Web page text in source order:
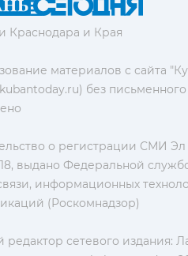
Краснодара и Края
материалов с сайта
без
о регистрации СМИ
выдано Федеральной
информационных
(Роскомнадзор)
редактор сетевого издания: